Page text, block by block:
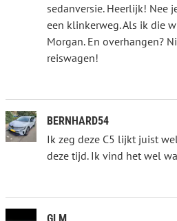
sedanversie. Heerlijk! Nee
een klinkerweg. Als ik die
Morgan. En overhangen?
reiswagen!
BERNHARD54
Ik zeg deze C5 lijkt juist
deze tijd. Ik vind het wel